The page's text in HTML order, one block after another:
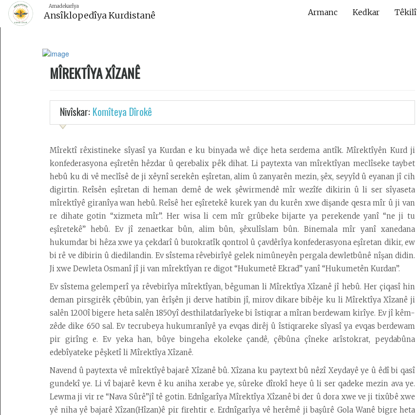
Amadekarîya
Ansîklopedîya Kurdistanê
Amadekarîya
Ansîklopedîya Kurdistanê Têkilî
Kedkar
Armanc
Dewletên
Bermahiyên
Kolanên
Arkeolojîk
MÎREKTÎYA XÎZANÊ
Nivîskar: Komîteya Dîrokê
Mîrektî rêxistineke sîyasî ya Kurdan e ku binyada wê diçe heta serdema antîk. Mîrektîyên Kurd ji
konfederasyona eşîretên hêzdar û qerebalix pêk dihat. Li paytexta van mîrektîyan meclîseke taybet
hebû ku di vê meclîsê de ji xêynî serekên eşîretan, alim û zanyarên mezin, şêx, seyyîd û eyanan jî cih
digirtin. Reîsên eşîretan di heman demê de wek şêwirmendê mîr wezîfe dikirin û li ser sîyaseta
mîrektîyê giranîya wan hebû. Reîsê her eşîretekê kurek yan du kurên xwe dişande qesra mîr û ji van
re dihate gotin “xizmeta mîr”. Her wisa li cem mîr grûbeke bijarte ya perekende yanî “ne ji tu
eşîretekê” hebû. Ev jî zenaetkar bûn, alim bûn, şêxulîslam bûn. Binemala mîr yanî xanedana
hukumdar bi hêza xwe ya çekdarî û burokratîk qontrol û çavdêrîya konfederasyona eşîretan dikir, ew
bi rê ve dibirin û diedilandin. Ev sîstema rêvebirîyê gelek nimûneyên pergala dewletbûnê nîşan didin.
Ji xwe Dewleta Osmanî jî ji van mîrektîyan re digot “Hukumetê Ekrad” yanî “Hukumetên Kurdan”.
Ev sîstema gelemperî ya rêvebirîya mîrektîyan, bêguman li Mîrektîya Xîzanê jî hebû. Her çiqasî hin
deman pirsgirêk çêbûbin, yan êrîşên ji derve hatibin jî, mirov dikare bibêje ku li Mîrektîya Xîzanê ji
salên 1200î bigere heta salên 1850yî desthilatdarîyeke bi îstiqrar a mîran berdewam kirîye. Ev jî kêm-
zêde dike 650 sal. Ev tecrubeya hukumranîyê ya evqas dirêj û îstiqrareke sîyasî ya evqas berdewam
pir girîng e. Ev yeka han, bûye bingeha ekoleke çandê, çêbûna çîneke arîstokrat, peydabûna
edebîyateke pêşketî li Mîrektîya Xîzanê.
Navend û paytexta vê mîrektîyê bajarê Xîzanê bû. Xîzana ku paytext bû nêzî Xeydayê ye û êdî bi qasî
gundekî ye. Li vî bajarê kevn ê ku aniha xerabe ye, sûreke dîrokî heye û li ser qadeke mezin ava ye.
Lewma ji vir re “Nava Sûrê”jî tê gotin. Ednîgarîya Mîrektîya Xîzanê bi der û dora xwe ve ji tixûbê xwe
yê niha yê bajarê Xîzan(Hîzan)ê pir firehtir e. Erdnîgarîya vê herêmê ji başûrê Gola Wanê bigre heta